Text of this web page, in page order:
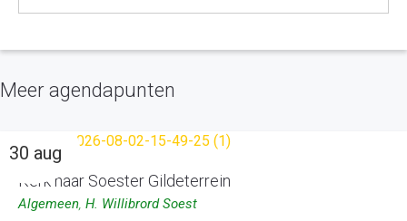
Meer agendapunten
Kerk naar Soester Gildeterrein
Algemeen, H. Willibrord Soest
30 aug